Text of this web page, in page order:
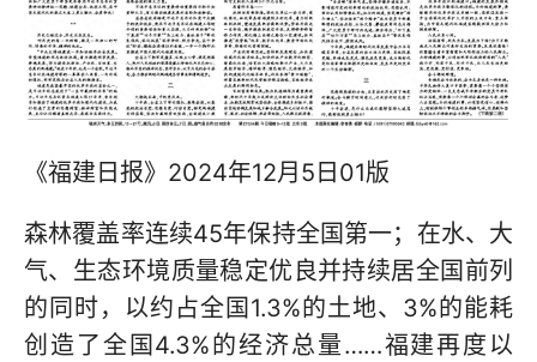
《福建日报》2024年12月5日01版
森林覆盖率连续45年保持全国第一；在水、大
气、生态环境质量稳定优良并持续居全国前列
的同时，以约占全国1.3%的土地、3%的能耗
创造了全国4.3%的经济总量……福建再度以